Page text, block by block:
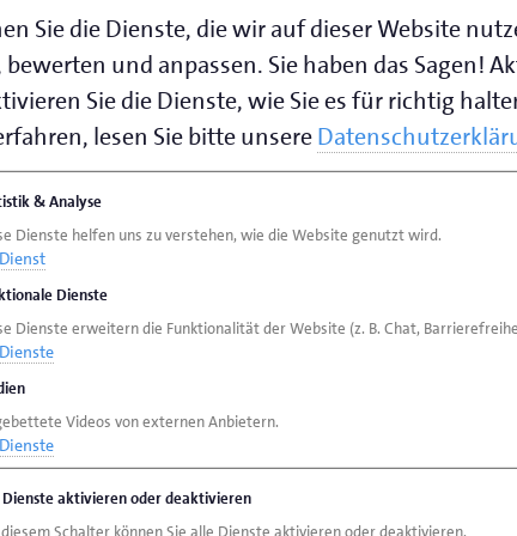
können bis zu 80 Prozent der
Es wird ein Umfang von 12 Beratertagen
gefördert. Das Coach-Honorar beträgt
davon können 11.520 € netto gefördert
nach dem Coaching
Sie die Dienste, die wir auf dieser Website
und anpassen. Sie haben das Sagen!
Sie die Dienste, wie Sie es für richtig
lesen Sie bitte unsere
& Analyse
Dienste helfen uns zu verstehen, wie die Website genutzt wird.
Dienst
Dienste
Dienste erweitern die Funktionalität der Website (z. B. Chat,
Dienste
Videos von externen Anbietern.
Dienste
Dienste aktivieren oder deaktivieren